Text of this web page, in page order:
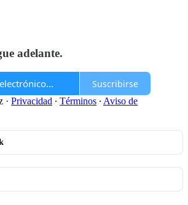
adelante.
Suscribirse
· Privacidad ∙ Términos ∙ Aviso de